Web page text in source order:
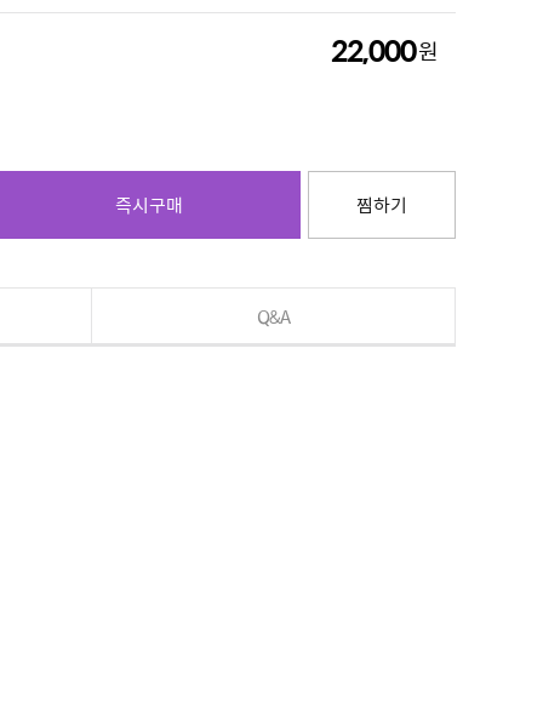
22,000원
즉시구매 찜하기
Q&A